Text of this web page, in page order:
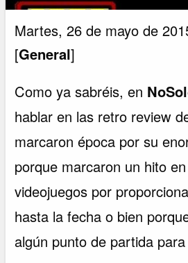
Martes, 26 de mayo de
[General]
Como ya sabréis, en
hablar en las retro review
marcaron época por su
porque marcaron un hito
videojuegos por
hasta la fecha o bien
algún punto de partida